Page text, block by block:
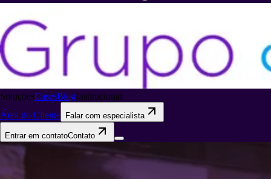
SoluçõesCasesBlogInstitucional
Área do Cliente
Falar com especialista
Entrar em contatoContato